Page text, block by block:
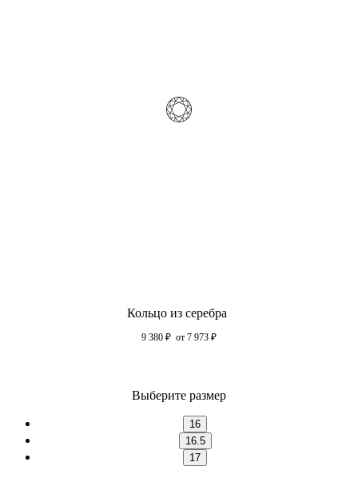
Кольцо из серебра
9 380 ₽ от 7 973 ₽
Выберите размер
16
16.5
17